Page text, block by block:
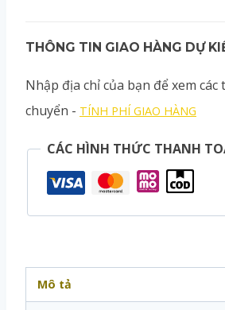
THÔNG TIN GIAO HÀNG DỰ
Nhập địa chỉ của bạn để xem các
chuyển - TÍNH PHÍ GIAO HÀNG
CÁC HÌNH THỨC THANH
Mô tả